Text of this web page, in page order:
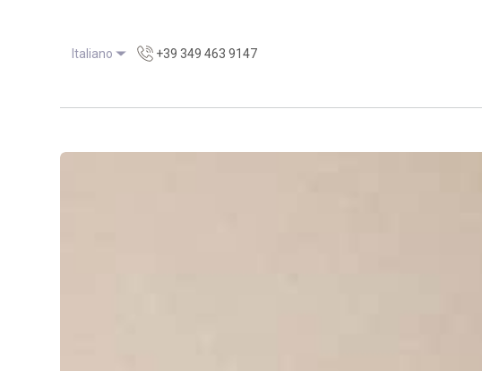
Italiano +39 349 463 9147